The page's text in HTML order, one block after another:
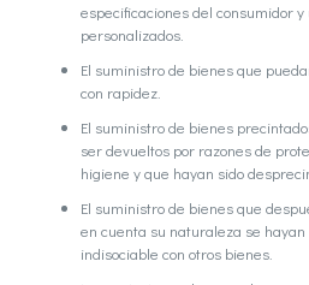
especificaciones del consumidor
personalizados.
El suministro de bienes que
con rapidez.
El suministro de bienes
ser devueltos por razones de
higiene y que hayan sido
El suministro de bienes que
en cuenta su naturaleza se
indisociable con otros bienes.